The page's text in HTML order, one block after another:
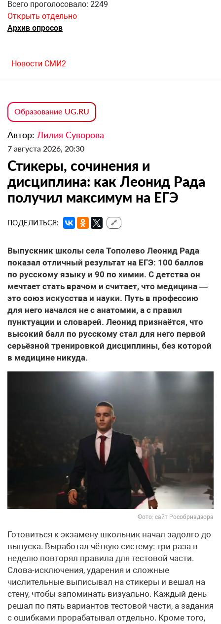
Всего проголосовало: 2249
Открыть отдельно
Архив опросов
Новости СМИ2
Образование UG.RU
Автор: Лилия Суворова
7 августа 2026, 20:30
Стикеры, сочинения и
дисциплина: как Леонид Рада
получил максимум на ЕГЭ
ПОДЕЛИТЬСЯ: 🔗
Выпускник школы села Тополево Леонид Рада
показал отличный результат на ЕГЭ: 100 баллов
по русскому языку и 90 по химии. С детства он
мечтает стать врачом и считает, что медицина —
это союз искусства и науки. Путь в профессию
для него начался не с анатомии, а с правил
пунктуации и словарей. Леонид признаётся, что
высокий балл по русскому стал для него первой
серьёзной тренировкой дисциплины, без которой
в медицине никуда.
Фото: сайт Рособрнадзора
Готовиться к экзамену школьник начал задолго до
выпуска. Выработал чёткую систему: три раза в
неделю повторял правила для тестовой части.
Слова-исключения, ударения и сложные
числительные выписывал на стикеры и вешал на
стену, чтобы запоминать визуально. Каждый день
решал по пять вариантов тестовой части, а задания
с ошибками прорабатывал отдельно. Кроме того,